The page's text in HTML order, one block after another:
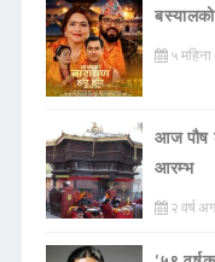
५
आज पौष
आरम्भ
२ वर्ष